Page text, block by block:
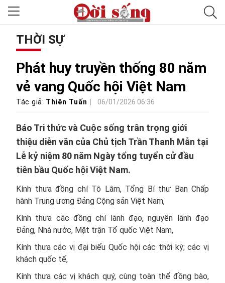
THỜI SỰ
Phát huy truyền thống 80 năm
vẻ vang Quốc hội Việt Nam
Tác giả: Thiên Tuấn 06/01/2026 06:36
Báo Tri thức và Cuộc sống trân trọng giới
thiệu diễn văn của Chủ tịch Trần Thanh Mẫn tại
Lễ kỷ niệm 80 năm Ngày tổng tuyển cử đầu
tiên bầu Quốc hội Việt Nam.
Kính thưa đồng chí Tô Lâm, Tổng Bí thư Ban Chấp
hành Trung ương Đảng Cộng sản Việt Nam,
Kính thưa các đồng chí lãnh đạo, nguyên lãnh đạo
Đảng, Nhà nước, Mặt trận Tổ quốc Việt Nam,
Kính thưa các vị đại biểu Quốc hội các thời kỳ; các vị
khách quốc tế,
Kính thưa các vị khách quý, cùng toàn thể đồng bào,